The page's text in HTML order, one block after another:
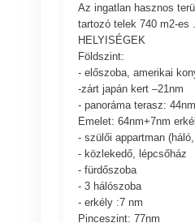
Az ingatlan hasznos
tartozó telek 740 m2-es .
HELYISÉGEK
Földszint:
- előszoba, amerikai
-zárt japán kert –21nm
- panoráma terasz: 44nm
Emelet: 64nm+7nm
- szülői appartman
- közlekedő, lépcsőház
- fürdőszoba
- 3 hálószoba
- erkély :7 nm
Pinceszint: 77nm